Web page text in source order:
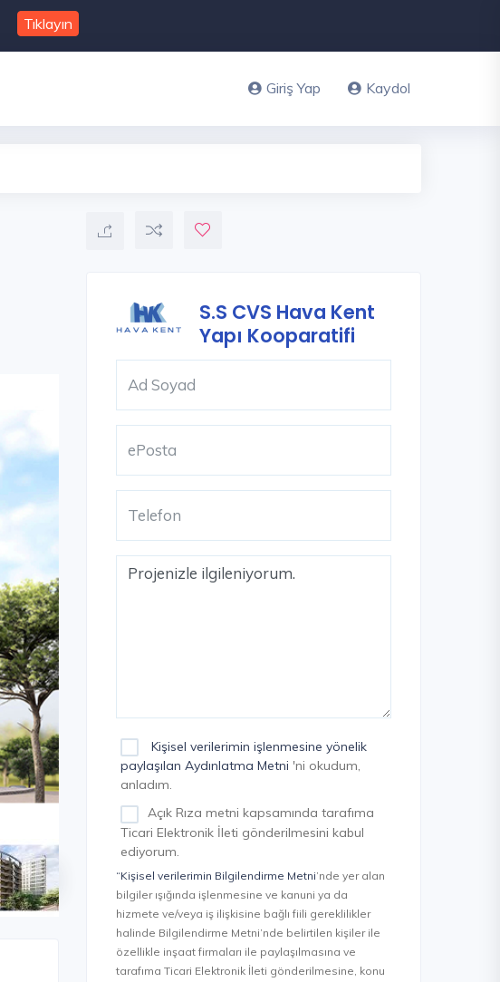
Tıklayın
Giriş Yap Kaydol
S.S CVS Hava Kent
Yapı Kooparatifi
Kişisel verilerimin işlenmesine yönelik
paylaşılan Aydınlatma Metni 'ni okudum,
anladım.
Açık Rıza metni kapsamında tarafıma
Ticari Elektronik İleti gönderilmesini kabul
ediyorum.
“Kişisel verilerimin Bilgilendirme Metni’nde yer alan
bilgiler ışığında işlenmesine ve kanuni ya da
hizmete ve/veya iş ilişkisine bağlı fiili gereklilikler
halinde Bilgilendirme Metni’nde belirtilen kişiler ile
özellikle inşaat firmaları ile paylaşılmasına ve
tarafıma Ticari Elektronik İleti gönderilmesine, konu